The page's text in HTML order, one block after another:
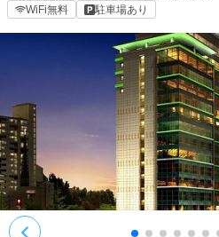
WiFi無料
駐車場あり